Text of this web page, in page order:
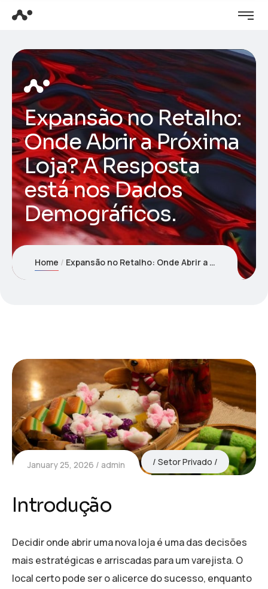
Expansão no Retalho:
Onde Abrir a Próxima
Loja? A Resposta
está nos Dados
Demográficos.
Home Expansão no Retalho: Onde Abrir a Próxima Loja? A Resposta está nos Dados Demográficos.
January 25, 2026 admin Setor Privado
Introdução
Decidir onde abrir uma nova loja é uma das decisões
mais estratégicas e arriscadas para um varejista. O
local certo pode ser o alicerce do sucesso, enquanto